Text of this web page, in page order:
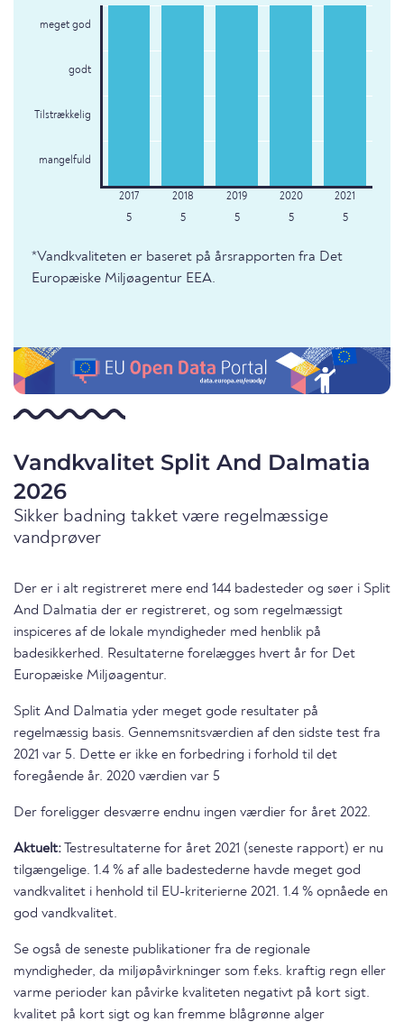
meget god
godt
Tilstrækkelig
mangelfuld
5 5 5 5 5
*Vandkvaliteten er baseret på årsrapporten fra Det
Europæiske Miljøagentur EEA.
Vandkvalitet Split And Dalmatia
2026
Sikker badning takket være regelmæssige
vandprøver
Der er i alt registreret mere end 144 badesteder og søer i Split
And Dalmatia der er registreret, og som regelmæssigt
inspiceres af de lokale myndigheder med henblik på
badesikkerhed. Resultaterne forelægges hvert år for Det
Europæiske Miljøagentur.
Split And Dalmatia yder meget gode resultater på
regelmæssig basis. Gennemsnitsværdien af den sidste test fra
2021 var 5. Dette er ikke en forbedring i forhold til det
foregående år. 2020 værdien var 5
Der foreligger desværre endnu ingen værdier for året 2022.
Aktuelt: Testresultaterne for året 2021 (seneste rapport) er nu
tilgængelige. 1.4 % af alle badestederne havde meget god
vandkvalitet i henhold til EU-kriterierne 2021. 1.4 % opnåede en
god vandkvalitet.
Se også de seneste publikationer fra de regionale
myndigheder, da miljøpåvirkninger som f.eks. kraftig regn eller
varme perioder kan påvirke kvaliteten negativt på kort sigt.
kvalitet på kort sigt og kan fremme blågrønne alger